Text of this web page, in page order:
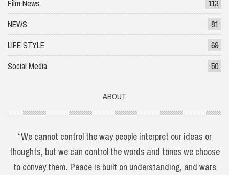
Film News
113
NEWS
81
LIFE STYLE
69
Social Media
50
ABOUT
“We cannot control the way people interpret our ideas or
thoughts, but we can control the words and tones we choose
to convey them. Peace is built on understanding, and wars